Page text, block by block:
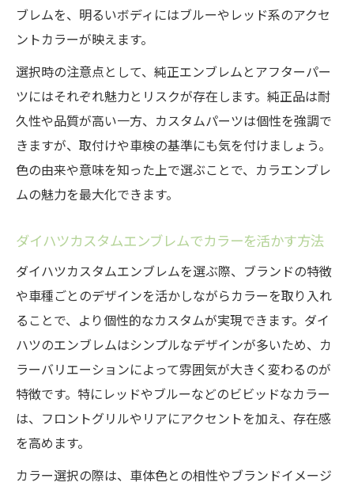
ブレムを、明るいボディにはブルーやレッド系のアクセ
ントカラーが映えます。
選択時の注意点として、純正エンブレムとアフターパー
ツにはそれぞれ魅力とリスクが存在します。純正品は耐
久性や品質が高い一方、カスタムパーツは個性を強調で
きますが、取付けや車検の基準にも気を付けましょう。
色の由来や意味を知った上で選ぶことで、カラエンブレ
ムの魅力を最大化できます。
ダイハツカスタムエンブレムでカラーを活かす方法
ダイハツカスタムエンブレムを選ぶ際、ブランドの特徴
や車種ごとのデザインを活かしながらカラーを取り入れ
ることで、より個性的なカスタムが実現できます。ダイ
ハツのエンブレムはシンプルなデザインが多いため、カ
ラーバリエーションによって雰囲気が大きく変わるのが
特徴です。特にレッドやブルーなどのビビッドなカラー
は、フロントグリルやリアにアクセントを加え、存在感
を高めます。
カラー選択の際は、車体色との相性やブランドイメージ